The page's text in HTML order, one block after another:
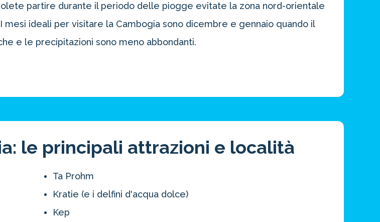
partire durante il periodo delle piogge evitate la zona nord-orientale
ideali per visitare la Cambogia sono dicembre e gennaio quando il
e le precipitazioni sono meno abbondanti.
le principali attrazioni e località
Ta Prohm
Kratie (e i delfini d'acqua dolce)
Kep